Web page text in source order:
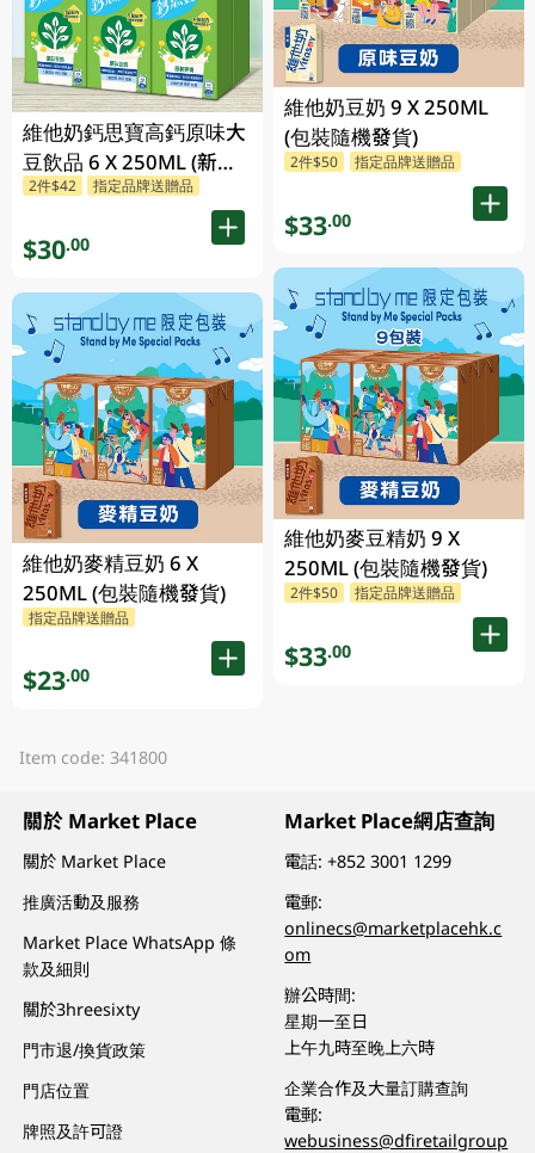
維他奶鈣思寶高鈣原味大
豆飲品 6 X 250ML (新舊
包裝隨機發貨) 6 X
2件$42 指定品牌送贈品
$30.00
維他奶麥精豆奶 6 X
250ML (包裝隨機發貨)
指定品牌送贈品
$23.00
維他奶豆奶 9 X 250ML
(包裝隨機發貨)
2件$50 指定品牌送贈品
$33.00
維他奶麥豆精奶 9 X
250ML (包裝隨機發貨)
2件$50 指定品牌送贈品
$33.00
Item code: 341800
關於 Market Place
關於 Market Place
推廣活動及服務
Market Place WhatsApp 條
款及細則
關於3hreesixty
門市退/換貨政策
門店位置
牌照及許可證
Market Place網店查詢
電話:+852 3001 1299
電郵:
onlinecs@marketplacehk.c
om
辦公時間:
星期一至日
上午九時至晚上六時
企業合作及大量訂購查詢
電郵:
webusiness@dfiretailgroup